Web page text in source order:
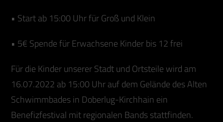
• Start ab 15:00 Uhr für Groß und Klein
• 5€ Spende für Erwachsene Kinder bis 12 frei
Für die Kinder unserer Stadt und Ortsteile wird am
16.07.2022 ab 15:00 Uhr auf dem Gelände des Alten
Schwimmbades in Doberlug-Kirchhain ein
Benefizfestival mit regionalen Bands stattfinden.